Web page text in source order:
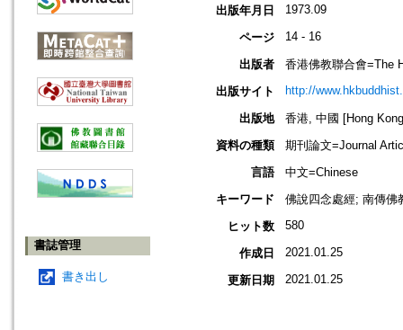
書誌管理
書き出し
出版年月日 1973.09
ページ 14 - 16
出版者
香港佛教聯合會=The
出版サイト
http://
出版地
香港, 中國 [Hong
資料の種類
期刊論文=Journal
言語
中文=Chinese
キーワード
佛說四念處經; 南傳佛
ヒット数
580
作成日 2021.01.25
更新日期 2021.01.25